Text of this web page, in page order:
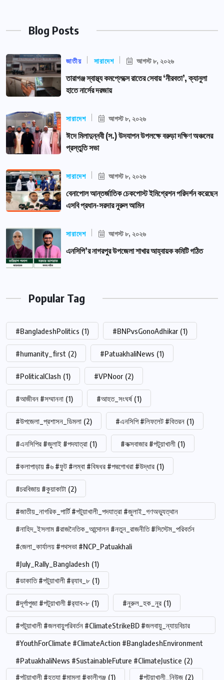
Blog Posts
জাতীয় সারাদেশ আগস্ট ৮, ২০২৬
তারাগঞ্জ স্বাস্থ্য কমপ্লেক্সে রাতের সেবায় ‘নীরবতা’, ক্যানুলা
হাতে নার্সের দরজায়
সারাদেশ আগস্ট ৮, ২০২৬
ঈদে মিলাদুন্নবী (স.) উদযাপন উপলক্ষে বরুড়া দক্ষিণ অঞ্চলের
প্রস্তুতি সভা
সারাদেশ আগস্ট ৮, ২০২৬
বেনাপোল আন্তর্জাতিক চেকপোস্ট ইমিগ্রেশন পরিদর্শন করেছেন
এসবি প্রধান-সরদার নুরুল আমিন
সারাদেশ আগস্ট ৮, ২০২৬
এনসিপি’র নাগরপুর উপজেলা শাখার আহ্বায়ক কমিটি গঠিত
Popular Tag
#BangladeshPolitics (1) #BNPvsGonoAdhikar (1)
#humanity_first (2) #PatuakhaliNews (1)
#PoliticalClash (1) #VPNoor (2)
#আজীবন #সম্মাননা (1) #আহত_সংঘর্ষ (1)
#উপজেলা_প্রশাসন_ডিমলা (2) #এনসিপি #লিফলেট #বিতরন (1)
#এনসিপির #জুলাই #পদযাত্রা (1) #কক্সবাজার #পটুয়াখালী (1)
#কলাপাড়ায় #৬ #ফুট #লম্বা #বিষধর #পদ্মগোখরা #উদ্ধার (1)
#চরবিজায় #কুয়াকাটা (2)
#জাতীয়_নাগরিক_পার্টি #পটুয়াখালী_পদযাত্রা #জুলাই_গণঅভ্যুত্থান
#নাহিদ_ইসলাম #রাজনৈতিক_আন্দোলন #নতুন_রাজনীতি #সিস্টেম_পরিবর্তন
#জেলা_কার্যালয় #পথসভা #NCP_Patuakhali
#July_Rally_Bangladesh (1)
#ডাকাতি #পটুয়াখালী #র‍্যাব_৮ (1)
#দূর্গাপুজা #পটুয়াখালী #র‍্যাব-৮ (1) #নুরুল_হক_নুর (1)
#পটুয়াখালী #জলবায়ুপরিবর্তন #ClimateStrikeBD #জলবায়ু_ন্যায়বিচার
#YouthForClimate #ClimateAction #BangladeshEnvironment
#PatuakhaliNews #SustainableFuture #ClimateJustice (2)
#পটুয়াখালী #হত্যা #মামলা #কালীগঞ্জ (1) #পটুয়াখালী_নিউজ (2)